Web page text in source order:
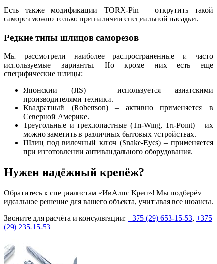
Есть также модификации TORX-Pin – открутить такой
саморез можно только при наличии специальной насадки.
Редкие типы шлицов саморезов
Мы рассмотрели наиболее распространенные и часто
используемые варианты. Но кроме них есть еще
специфические шлицы:
Японский (JIS) – используется азиатскими
производителями техники.
Квадратный (Robertson) – активно применяется в
Северной Америке.
Треугольные и трехлопастные (Tri-Wing, Tri-Point) – их
можно заметить в различных бытовых устройствах.
Шлиц под вилочный ключ (Snake-Eyes) – применяется
при изготовлении антивандального оборудования.
Нужен надёжный крепёж?
Обратитесь к специалистам «ИвАлис Креп»! Мы подберём
идеальное решение для вашего объекта, учитывая все нюансы.
Звоните для расчёта и консультации: +375 (29) 653-15-53, +375
(29) 235-15-53.